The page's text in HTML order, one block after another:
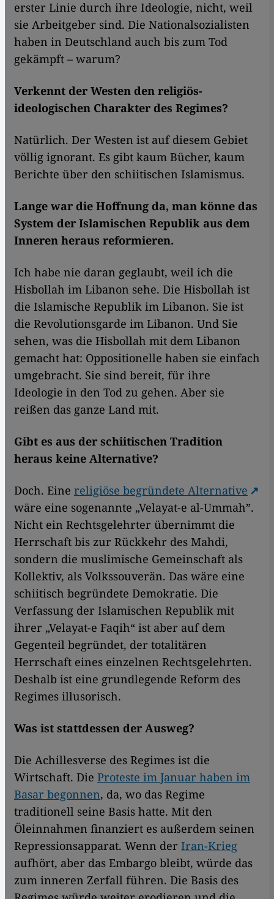
erster Linie durch ihre Ideologie, nicht, weil
sie Arbeitgeber sind. Die Nationalsozialisten
haben in Deutschland auch bis zum Tod
gekämpft – warum?
Verkennt der Westen den religiös-
ideologischen Charakter des Regimes?
Natürlich. Der Westen ist auf diesem Gebiet
völlig ignorant. Es gibt kaum Bücher, kaum
Berichte über den schiitischen Islamismus.
Lange war die Hoffnung da, man könne das
System der Islamischen Republik aus dem
Inneren heraus reformieren.
Ich habe nie daran geglaubt, weil ich die
Hisbollah im Libanon sehe. Die Hisbollah ist
die Islamische Republik im Libanon. Sie ist
die Revolutionsgarde im Libanon. Und Sie
sehen, was die Hisbollah mit dem Libanon
gemacht hat: Oppositionelle haben sie einfach
umgebracht. Sie sind bereit, für ihre
Ideologie in den Tod zu gehen. Aber sie
reißen das ganze Land mit.
Gibt es aus der schiitischen Tradition
heraus keine Alternative?
Doch. Eine religiöse begründete Alternative
wäre eine sogenannte „Velayat-e al-Ummah”.
Nicht ein Rechtsgelehrter übernimmt die
Herrschaft bis zur Rückkehr des Mahdi,
sondern die muslimische Gemeinschaft als
Kollektiv, als Volkssouverän. Das wäre eine
schiitisch begründete Demokratie. Die
Verfassung der Islamischen Republik mit
ihrer „Velayat-e Faqih“ ist aber auf dem
Gegenteil begründet, der totalitären
Herrschaft eines einzelnen Rechtsgelehrten.
Deshalb ist eine grundlegende Reform des
Regimes illusorisch.
Was ist stattdessen der Ausweg?
Die Achillesverse des Regimes ist die
Wirtschaft. Die Proteste im Januar haben im
Basar begonnen, da, wo das Regime
traditionell seine Basis hatte. Mit den
Öleinnahmen finanziert es außerdem seinen
Repressionsapparat. Wenn der Iran-Krieg
aufhört, aber das Embargo bleibt, würde das
zum inneren Zerfall führen. Die Basis des